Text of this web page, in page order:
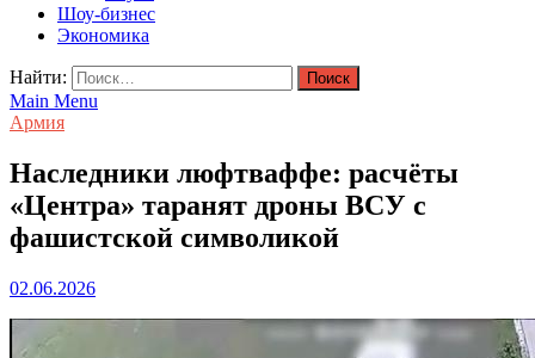
Шоу-бизнес
Экономика
Найти:
Main Menu
Армия
Наследники люфтваффе: расчёты
«Центра» таранят дроны ВСУ с
фашистской символикой
02.06.2026